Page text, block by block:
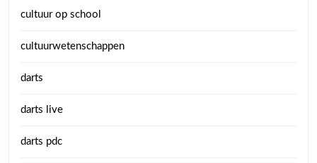
cultuur op school
cultuurwetenschappen
darts
darts live
darts pdc